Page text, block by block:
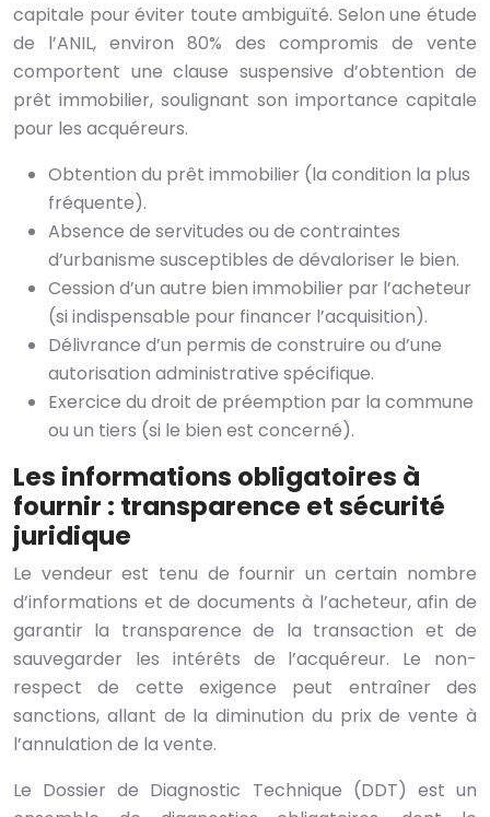
capitale pour éviter toute ambiguïté. Selon une étude
de l’ANIL, environ 80% des compromis de vente
comportent une clause suspensive d’obtention de
prêt immobilier, soulignant son importance capitale
pour les acquéreurs.
Obtention du prêt immobilier (la condition la plus
fréquente).
Absence de servitudes ou de contraintes
d’urbanisme susceptibles de dévaloriser le bien.
Cession d’un autre bien immobilier par l’acheteur
(si indispensable pour financer l’acquisition).
Délivrance d’un permis de construire ou d’une
autorisation administrative spécifique.
Exercice du droit de préemption par la commune
ou un tiers (si le bien est concerné).
Les informations obligatoires à
fournir : transparence et sécurité
juridique
Le vendeur est tenu de fournir un certain nombre
d’informations et de documents à l’acheteur, afin de
garantir la transparence de la transaction et de
sauvegarder les intérêts de l’acquéreur. Le non-
respect de cette exigence peut entraîner des
sanctions, allant de la diminution du prix de vente à
l’annulation de la vente.
Le Dossier de Diagnostic Technique (DDT) est un